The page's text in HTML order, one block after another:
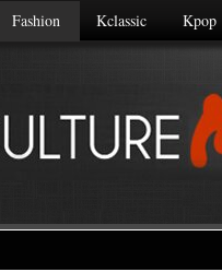
Fashion Kclassic Kpop